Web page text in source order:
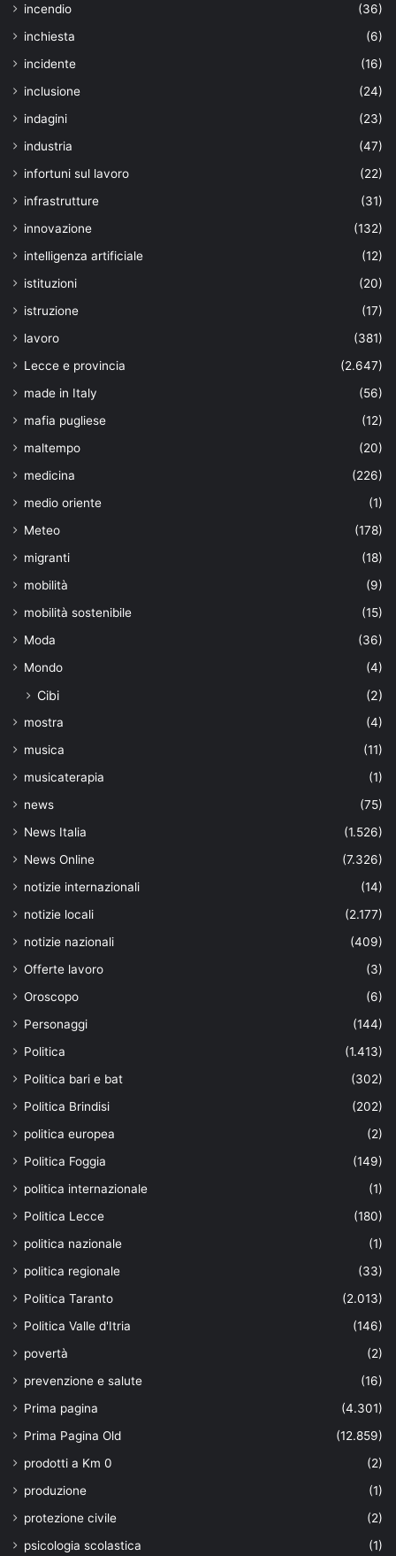
incendio
(36)
inchiesta
(6)
incidente
(16)
inclusione
(24)
indagini
(23)
industria
(47)
infortuni sul lavoro
(22)
infrastrutture
(31)
innovazione
(132)
intelligenza artificiale
(12)
istituzioni
(20)
istruzione
(17)
lavoro
(381)
Lecce e provincia
(2.647)
made in Italy
(56)
mafia pugliese
(12)
maltempo
(20)
medicina
(226)
medio oriente
(1)
Meteo
(178)
migranti
(18)
mobilità
(9)
mobilità sostenibile
(15)
Moda
(36)
Mondo
(4)
Cibi (2)
mostra
(4)
musica
(11)
musicaterapia
(1)
news
(75)
News Italia
(1.526)
News Online
(7.326)
notizie internazionali
(14)
notizie locali
(2.177)
notizie nazionali
(409)
Offerte lavoro
(3)
Oroscopo
(6)
Personaggi
(144)
Politica
(1.413)
Politica bari e bat
(302)
Politica Brindisi
(202)
politica europea
(2)
Politica Foggia
(149)
politica internazionale
(1)
Politica Lecce
(180)
politica nazionale
(1)
politica regionale
(33)
Politica Taranto
(2.013)
Politica Valle d'Itria
(146)
povertà
(2)
prevenzione e salute
(16)
Prima pagina
(4.301)
Prima Pagina Old
(12.859)
prodotti a Km 0
(2)
produzione
(1)
protezione civile
(2)
psicologia scolastica
(1)